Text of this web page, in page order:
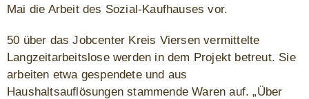
Mai die Arbeit des Sozial-Kaufhauses vor.
50 über das Jobcenter Kreis Viersen vermittelte
Langzeitarbeitslose werden in dem Projekt betreut. Sie
arbeiten etwa gespendete und aus
Haushaltsauflösungen stammende Waren auf. „Über